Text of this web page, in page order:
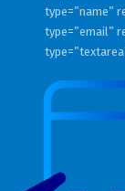
type=”name”
type=”email”